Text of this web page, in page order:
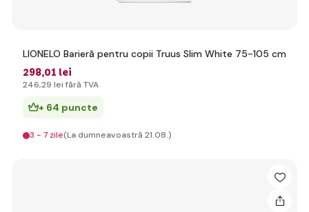
LIONELO Barieră pentru copii Truus Slim White 75-105 cm
298,01 lei
246,29 lei fără TVA
+ 64 puncte
3 - 7 zile(La dumneavoastră 21.08.)